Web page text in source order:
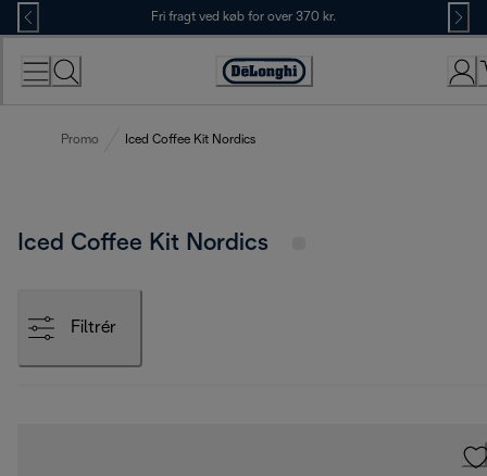
Skip
to
Content
Fri fragt ved køb for over 370 kr.
Accessibility
Promo Iced Coffee Kit Nordics
Iced Coffee Kit Nordics
Filtrér